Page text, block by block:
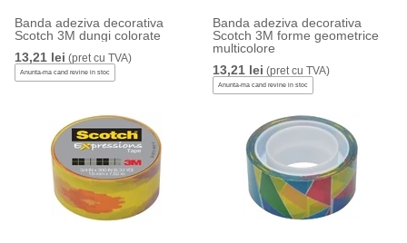
Banda adeziva decorativa
Scotch 3M dungi colorate
13,21 lei (pret cu TVA)
Anunta-ma cand revine in stoc
Banda adeziva decorativa
Scotch 3M forme geometrice
multicolore
13,21 lei (pret cu TVA)
Anunta-ma cand revine in stoc